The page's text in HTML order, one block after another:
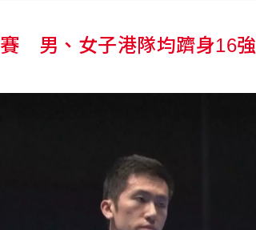
男、女子港隊均躋身16強